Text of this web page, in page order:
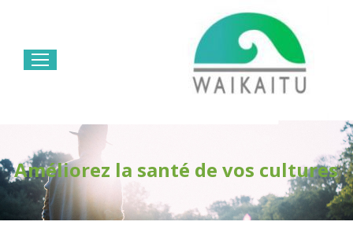
Cultivez mieux vos plantes